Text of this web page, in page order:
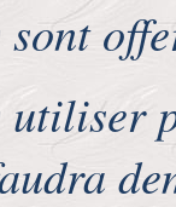
sont
utiliser